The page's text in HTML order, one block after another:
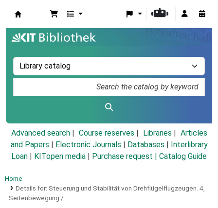
Advanced search Course reserves Libraries
Articles
and Papers
Electronic Journals Databases
Interlibrary
Loan
KITopen media Purchase request | Catalog Guide
Home
Details for: Steuerung und Stabilität von Drehflügelflugzeugen. 4,
Seitenbewegung /